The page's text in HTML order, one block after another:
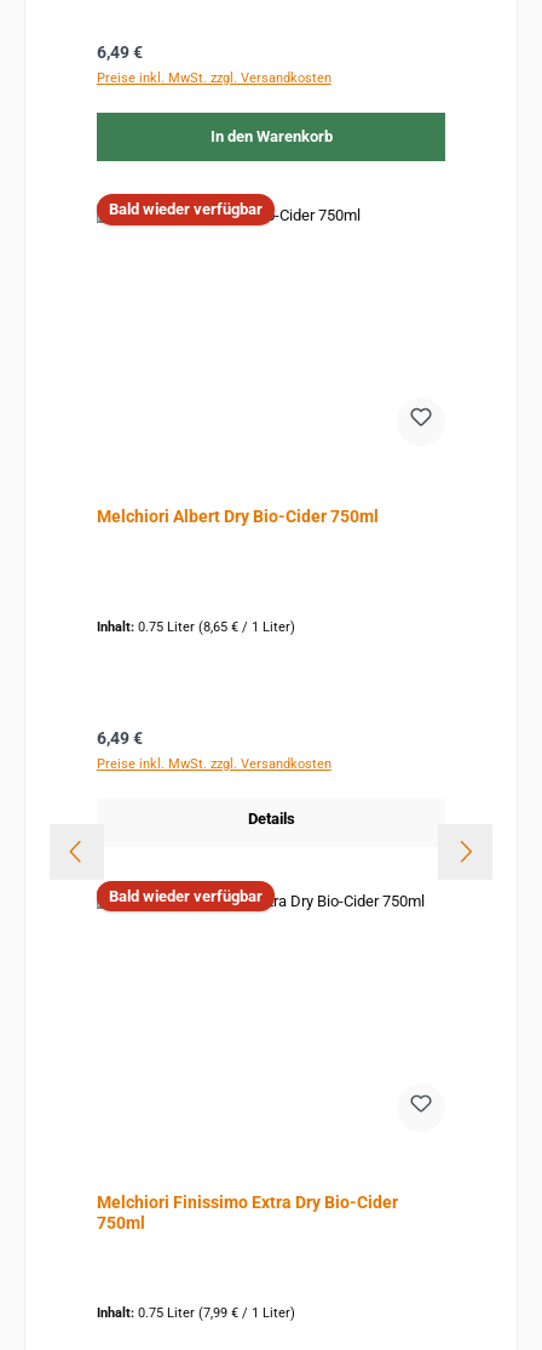
Regulärer Preis:
6,49 €
Preise inkl. MwSt. zzgl. Versandkosten
In den Warenkorb
Bald wieder verfügbar
Melchiori Albert Dry Bio-Cider 750ml
Inhalt: 0.75 Liter (8,65 € / 1 Liter)
Regulärer Preis:
6,49 €
Preise inkl. MwSt. zzgl. Versandkosten
Details
Bald wieder verfügbar
Melchiori Finissimo Extra Dry Bio-Cider
750ml
Inhalt: 0.75 Liter (7,99 € / 1 Liter)